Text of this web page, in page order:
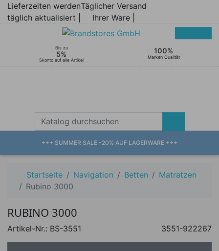
Lieferzeiten werden
täglich aktualisiert |
Täglicher Versand
Ihrer Ware |
Bis zu
5%
Skonto auf alle Artikel
100%
Marken Qualität
+++ SUMMER SALE -20% AUF LAGERWARE +++
Startseite Navigation Betten
Matratzen
Rubino 3000
RUBINO 3000
Artikel-Nr.: BS-3551 3551-922267